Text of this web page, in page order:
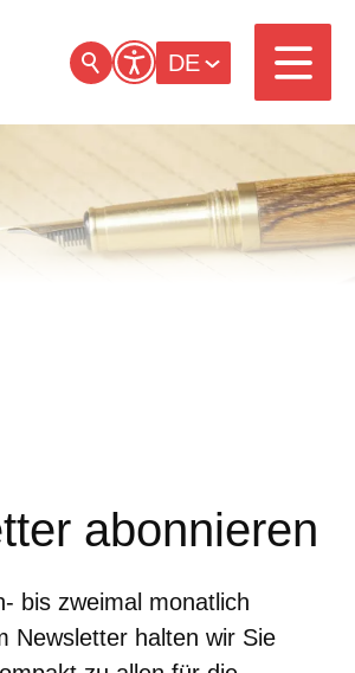
DE
abonnieren
bis zweimal monatlich
Newsletter halten wir Sie